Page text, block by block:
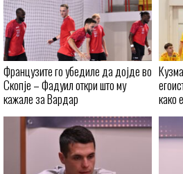
Французите го убедиле да дојде во
Скопје – Фадуил откри што му
кажале за Вардар
како